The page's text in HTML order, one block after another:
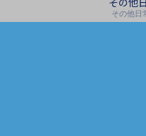
その他日